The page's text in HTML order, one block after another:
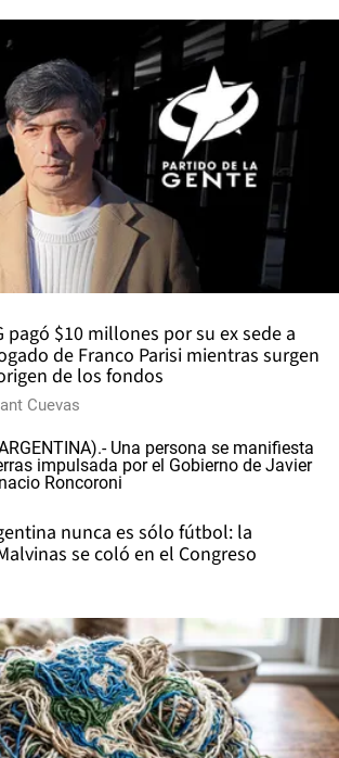
pagó $10 millones por su ex sede a
de Franco Parisi mientras surgen
de los fondos
Cuevas
nunca es sólo fútbol: la
se coló en el Congreso